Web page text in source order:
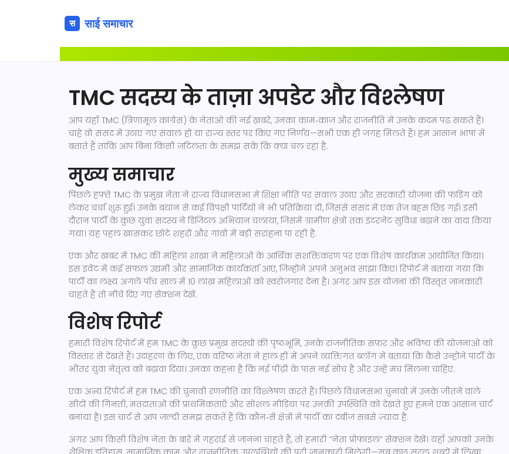
TMC सदस्य के ताज़ा अपडेट और विश्लेषण
आप यहाँ TMC (त्रिणामूल कांग्रेस) के नेताओं की नई ख़बरें, उनका काम‑काज और राजनीति में उनके कदम पढ़ सकते हैं।
चाहे वो संसद में उठाए गए सवाल हों या राज्य स्तर पर किए गए निर्णय—सभी एक ही जगह मिलते हैं। हम आसान भाषा में
बताते हैं ताकि आप बिना किसी जटिलता के समझ सकें कि क्या चल रहा है.
मुख्य समाचार
पिछले हफ़्ते TMC के प्रमुख नेता ने राज्य विधानसभा में शिक्षा नीति पर सवाल उठाए और सरकारी योजना की फंडिंग को
लेकर चर्चा शुरू हुई। उनके बयान से कई विपक्षी पार्टियों ने भी प्रतिक्रिया दी, जिससे संसद में एक तेज़ बहस छिड़ गई। इसी
दौरान पार्टी के कुछ युवा सदस्य ने डिजिटल अभियान चलाया, जिसमें ग्रामीण क्षेत्रों तक इंटरनेट सुविधा बढ़ाने का वादा किया
गया। यह पहल खासकर छोटे शहरों और गांवों में बड़ी सराहना पा रही है.
एक और खबर में TMC की महिला शाखा ने महिलाओं के आर्थिक सशक्तिकरण पर एक विशेष कार्यक्रम आयोजित किया।
इस इवेंट में कई सफल उद्यमी और सामाजिक कार्यकर्ता आए, जिन्होंने अपने अनुभव साझा किए। रिपोर्ट में बताया गया कि
पार्टी का लक्ष्य अगले पाँच साल में 10 लाख महिलाओं को स्वरोजगार देना है। अगर आप इस योजना की विस्तृत जानकारी
चाहते हैं तो नीचे दिए गए सेक्शन देखें.
विशेष रिपोर्ट
हमारी विशेष रिपोर्ट में हम TMC के कुछ प्रमुख सदस्यों की पृष्ठभूमि, उनके राजनीतिक सफ़र और भविष्य की योजनाओं को
विस्तार से देखते हैं। उदाहरण के लिए, एक वरिष्ठ नेता ने हाल ही में अपने व्यक्तिगत ब्लॉग में बताया कि कैसे उन्होंने पार्टी के
भीतर युवा नेतृत्व को बढ़ावा दिया। उनका कहना है कि नई पीढ़ी के पास नई सोच है और उन्हें मंच मिलना चाहिए.
एक अन्य रिपोर्ट में हम TMC की चुनावी रणनीति का विश्लेषण करते हैं। पिछले विधानसभा चुनावों में उनके जीतने वाले
सीटों की गिनती, मतदाताओं की प्राथमिकताएँ और सोशल मीडिया पर उनकी उपस्थिति को देखते हुए हमने एक आसान चार्ट
बनाया है। इस चार्ट से आप जल्दी समझ सकते हैं कि कौन‑से क्षेत्रों में पार्टी का दबीज सबसे ज़्यादा है.
अगर आप किसी विशेष नेता के बारे में गहराई से जानना चाहते हैं, तो हमारी “नेता प्रोफ़ाइल” सेक्शन देखें। यहाँ आपको उनके